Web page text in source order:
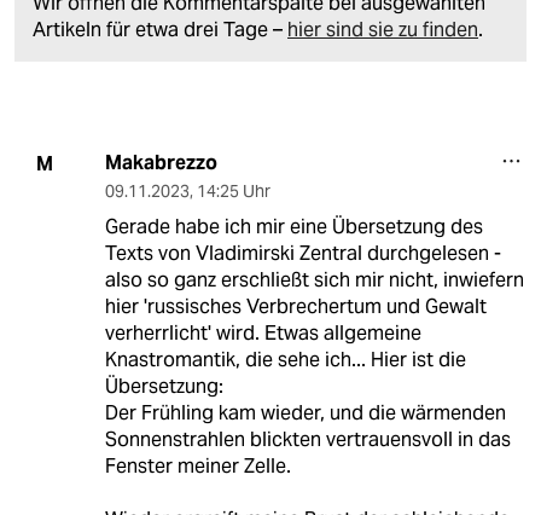
Artikeln für etwa drei Tage – hier sind sie zu finden.
M Makabrezzo
09.11.2023, 14:25 Uhr
Gerade habe ich mir eine Übersetzung des
Texts von Vladimirski Zentral durchgelesen -
also so ganz erschließt sich mir nicht, inwiefern
hier 'russisches Verbrechertum und Gewalt
verherrlicht' wird. Etwas allgemeine
Knastromantik, die sehe ich... Hier ist die
Übersetzung:
Der Frühling kam wieder, und die wärmenden
Sonnenstrahlen blickten vertrauensvoll in das
Fenster meiner Zelle.